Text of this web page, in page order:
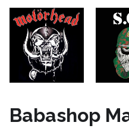
Babashop